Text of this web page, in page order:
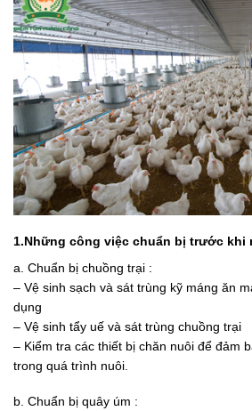
1.Những công việc chuẩn bị trước khi
a. Chuẩn bị chuồng trại :
– Vệ sinh sạch và sát trùng kỹ máng ăn
dụng
– Vệ sinh tẩy uế và sát trùng chuồng trại
– Kiểm tra các thiết bị chăn nuôi để đảm
trong quá trình nuôi.
b. Chuẩn bị quây úm :